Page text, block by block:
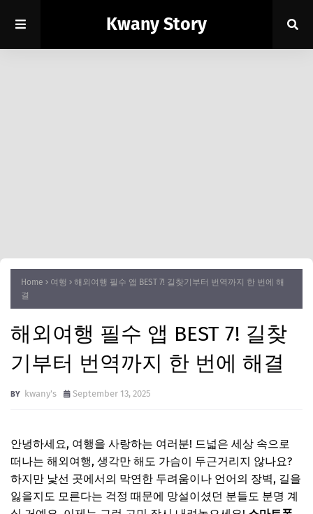
Kwany Story
Home 여행
해외여행 필수 앱 BEST 7! 길찾기부터 번역까지 한 번에 해
결
해외여행 필수 앱 BEST 7! 길찾
기부터 번역까지 한 번에 해결
kwany's September 13, 2025
안녕하세요, 여행을 사랑하는 여러분! 드넓은 세상 속으로
떠나는 해외여행, 생각만 해도 가슴이 두근거리지 않나요?
하지만 낯선 곳에서의 막연한 두려움이나 언어의 장벽, 길을
잃을지도 모른다는 걱정 때문에 망설이셨던 분들도 분명 계